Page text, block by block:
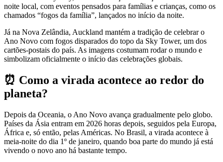
noite local, com eventos pensados para famílias e crianças, como os
chamados “fogos da família”, lançados no início da noite.
Já na Nova Zelândia, Auckland mantém a tradição de celebrar o
Ano Novo com fogos disparados do topo da Sky Tower, um dos
cartões-postais do país. As imagens costumam rodar o mundo e
simbolizam oficialmente o início das celebrações globais.
⏰ Como a virada acontece ao redor do
planeta?
Depois da Oceania, o Ano Novo avança gradualmente pelo globo.
Países da Ásia entram em 2026 horas depois, seguidos pela Europa,
África e, só então, pelas Américas. No Brasil, a virada acontece à
meia-noite do dia 1º de janeiro, quando boa parte do mundo já está
vivendo o novo ano há bastante tempo.